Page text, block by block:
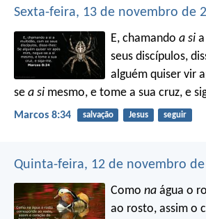
Sexta-feira, 13 de novembro de
E, chamandoa si
seus discípulos,
alguém quiser vir
se a si mesmo, e tome a sua cruz, e
Marcos 8:34 salvação Jesus seguir
Quinta-feira, 12 de novembro de
Comona água o
ao rosto, assim o